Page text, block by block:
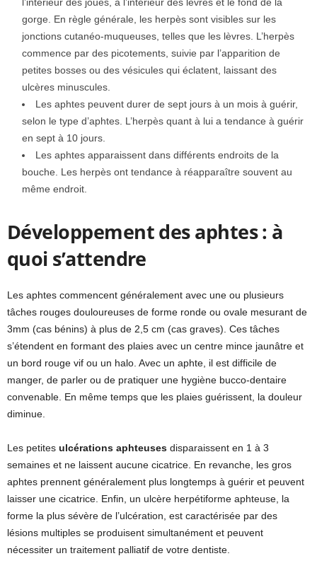
gorge. En règle générale, les herpès sont visibles sur les
jonctions cutanéo-muqueuses, telles que les lèvres. L’herpès
commence par des picotements, suivie par l’apparition de
petites bosses ou des vésicules qui éclatent, laissant des
ulcères minuscules.
Les aphtes peuvent durer de sept jours à un mois à guérir,
selon le type d’aphtes. L’herpès quant à lui a tendance à guérir
en sept à 10 jours.
Les aphtes apparaissent dans différents endroits de la
bouche. Les herpès ont tendance à réapparaître souvent au
même endroit.
Développement des aphtes : à
quoi s’attendre
Les aphtes commencent généralement avec une ou plusieurs
tâches rouges douloureuses de forme ronde ou ovale mesurant de
3mm (cas bénins) à plus de 2,5 cm (cas graves). Ces tâches
s’étendent en formant des plaies avec un centre mince jaunâtre et
un bord rouge vif ou un halo. Avec un aphte, il est difficile de
manger, de parler ou de pratiquer une hygiène bucco-dentaire
convenable. En même temps que les plaies guérissent, la douleur
diminue.
Les petites ulcérations aphteuses disparaissent en 1 à 3
semaines et ne laissent aucune cicatrice. En revanche, les gros
aphtes prennent généralement plus longtemps à guérir et peuvent
laisser une cicatrice. Enfin, un ulcère herpétiforme aphteuse, la
forme la plus sévère de l’ulcération, est caractérisée par des
lésions multiples se produisent simultanément et peuvent
nécessiter un traitement palliatif de votre dentiste.